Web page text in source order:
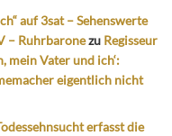
auf 3sat – Sehenswerte
– Ruhrbaronezu Regisseur
mein Vater und ich‘:
eigentlich nicht
erfasst die